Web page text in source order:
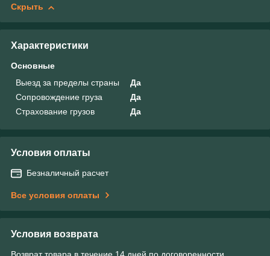
Скрыть
Характеристики
Основные
Выезд за пределы страны
Да
Сопровождение груза
Да
Страхование грузов
Да
Условия оплаты
Безналичный расчет
Все условия оплаты
Условия возврата